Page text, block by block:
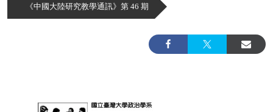
《中國大陸研究教學通訊》第 46 期